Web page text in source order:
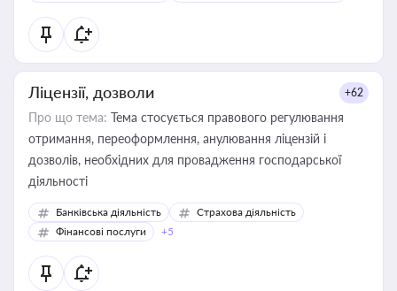
Ліцензії, дозволи +62
Про що тема: Тема стосується правового регулювання
отримання, переоформлення, анулювання ліцензій і
дозволів, необхідних для провадження господарської
діяльності
Банківська діяльність
Страхова діяльність
Фінансові послуги
+5